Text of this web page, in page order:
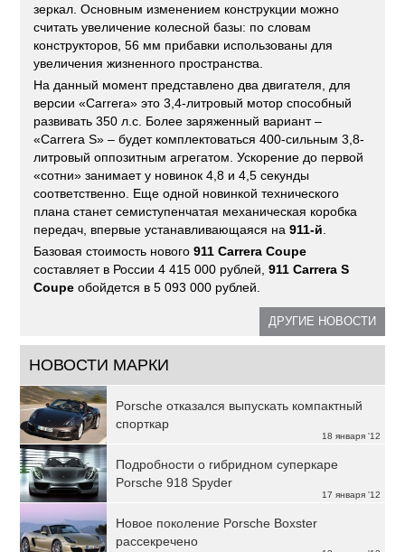
зеркал. Основным изменением конструкции можно
считать увеличение колесной базы: по словам
конструкторов, 56 мм прибавки использованы для
увеличения жизненного пространства.
На данный момент представлено два двигателя, для
версии «Carrera» это 3,4-литровый мотор способный
развивать 350 л.с. Более заряженный вариант –
«Carrera S» – будет комплектоваться 400-сильным 3,8-
литровый оппозитным агрегатом. Ускорение до первой
«сотни» занимает у новинок 4,8 и 4,5 секунды
соответственно. Еще одной новинкой технического
плана станет семиступенчатая механическая коробка
передач, впервые устанавливающаяся на911-й
Базовая стоимость нового911 Carrera Сoupe
составляет в России 4 415 000 рублей,911 Carrera S
Coupe обойдется в 5 093 000 рублей.
ДРУГИЕ НОВОСТИ
НОВОСТИ МАРКИ
18 января '12
Porsche отказался выпускать компактный
спорткар
17 января '12
Подробности о гибридном суперкаре
Porsche 918 Spyder
Новое поколение Porsche Boxster
рассекречено